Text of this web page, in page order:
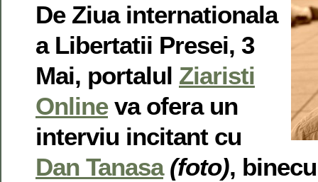
De Ziua internationala
a Libertatii Presei, 3
Mai, portalul Ziaristi
Onlineva ofera un
interviu incitant cu
Dan Tanasa (foto),